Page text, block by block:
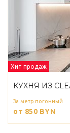
Хит продаж
КУХНЯ ИЗ
За метр погонный
от 850 BYN